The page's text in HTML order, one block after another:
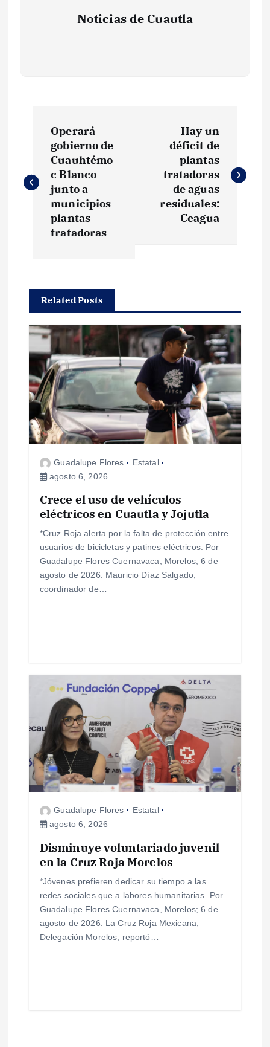
Noticias de Cuautla
v
c
ó
n
d
e
s
Operará
gobierno de
Cuauhtémo
c Blanco
junto a
municipios
plantas
tratadoras
Hay un
déficit de
plantas
tratadoras
de aguas
residuales:
Ceagua
Related Posts
Guadalupe Flores
Estatal
agosto 6, 2026
Crece el uso de vehículos
eléctricos en Cuautla y Jojutla
*Cruz Roja alerta por la falta de protección entre
usuarios de bicicletas y patines eléctricos. Por
Guadalupe Flores Cuernavaca, Morelos; 6 de
agosto de 2026. Mauricio Díaz Salgado,
coordinador de…
Guadalupe Flores
Estatal
agosto 6, 2026
Disminuye voluntariado juvenil
en la Cruz Roja Morelos
*Jóvenes prefieren dedicar su tiempo a las
redes sociales que a labores humanitarias. Por
Guadalupe Flores Cuernavaca, Morelos; 6 de
agosto de 2026. La Cruz Roja Mexicana,
Delegación Morelos, reportó…